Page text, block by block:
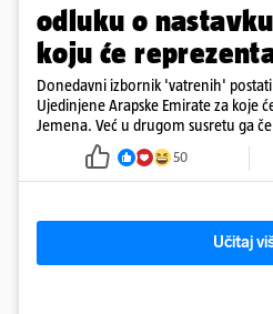
odluku o
koju će
Donedavni izbornik 'vatrenih'
Ujedinjene Arapske Emirate za koje
Jemena. Već u drugom susretu ga
50
Učitaj